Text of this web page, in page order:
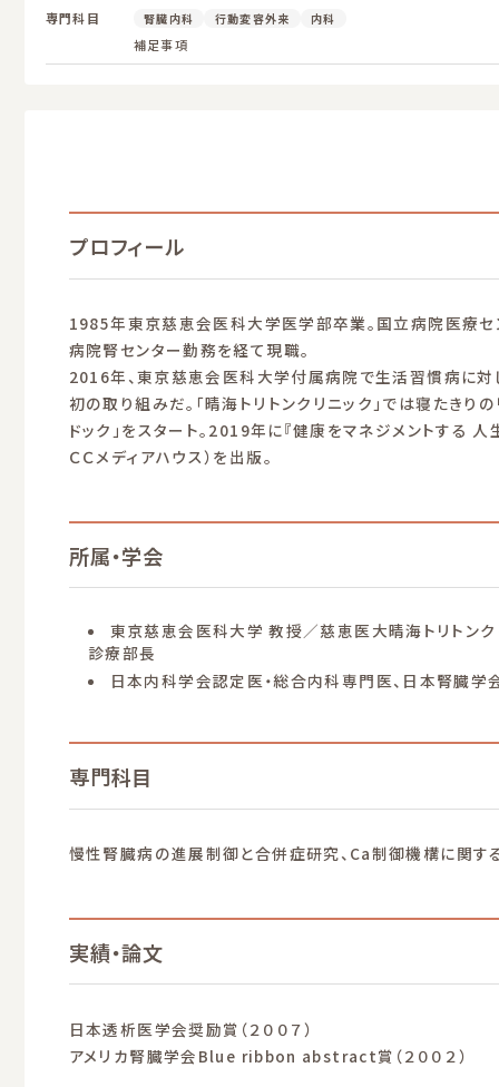
専門科目 腎臓内科 行動変容外来 内科
補足事項
プロフィール
1985年東京慈恵会医科大学医学部卒業。国立病院医療セ
病院腎センター勤務を経て現職。
2016年、東京慈恵会医科大学付属病院で生活習慣病に対
初の取り組みだ。「晴海トリトンクリニック」では寝たきり
ドック」をスタート。2019年に『健康をマネジメントする
ＣＣメディアハウス）を出版。
所属・学会
東京慈恵会医科大学 教授／慈恵医大晴海トリトン
診療部長
日本内科学会認定医・総合内科専門医、日本腎臓
専門科目
慢性腎臓病の進展制御と合併症研究、Ca制御機構に関す
実績・論文
日本透析医学会奨励賞（２００７）
アメリカ腎臓学会Blue ribbon abstract賞（２００２）